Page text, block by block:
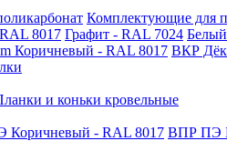
Комплектующие для
8017 Графит - RAL 7024
Коричневый - RAL 8017 ВКР
и коньки кровельные
- RAL 8017 ВПР ПЭ